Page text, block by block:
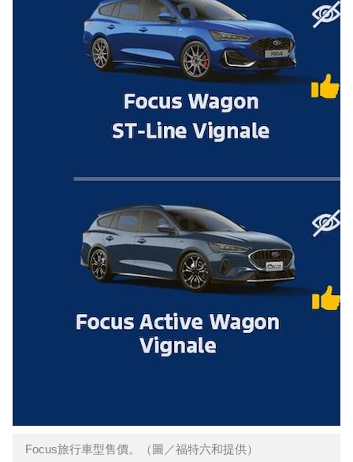
Focus旅行車型售價。（圖／福特六和提供）